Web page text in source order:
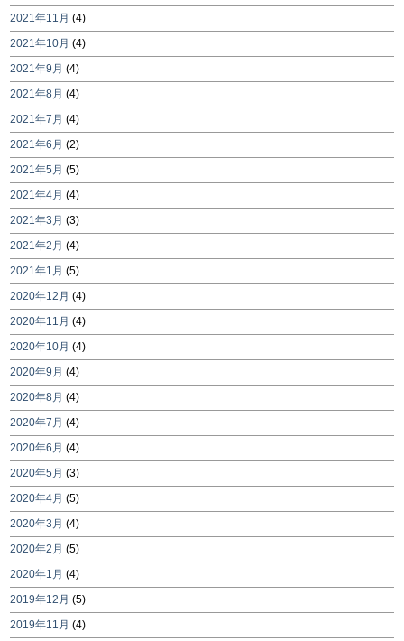
2021年11月 (4)
2021年10月 (4)
2021年9月 (4)
2021年8月 (4)
2021年7月 (4)
2021年6月 (2)
2021年5月 (5)
2021年4月 (4)
2021年3月 (3)
2021年2月 (4)
2021年1月 (5)
2020年12月 (4)
2020年11月 (4)
2020年10月 (4)
2020年9月 (4)
2020年8月 (4)
2020年7月 (4)
2020年6月 (4)
2020年5月 (3)
2020年4月 (5)
2020年3月 (4)
2020年2月 (5)
2020年1月 (4)
2019年12月 (5)
2019年11月 (4)